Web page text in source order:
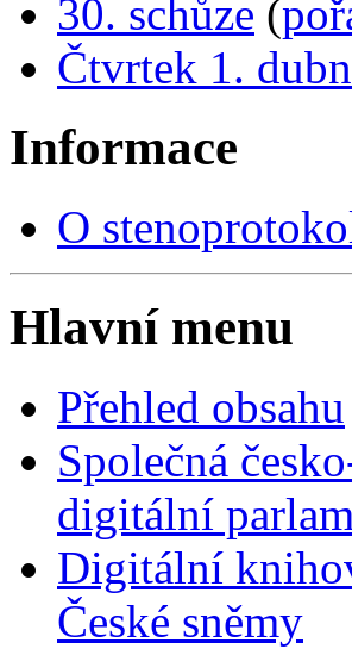
30. schůze (
Čtvrtek 1.
Informace
O
Hlavní menu
Přehled obsahu
Společná
digitální
Digitální
České sněmy